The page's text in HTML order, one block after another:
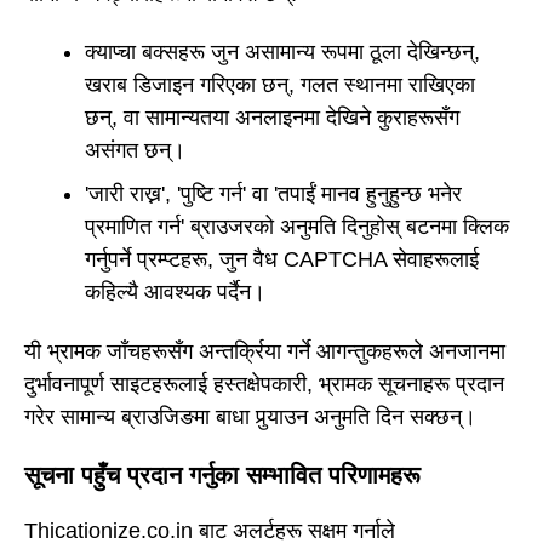
क्याप्चा बक्सहरू जुन असामान्य रूपमा ठूला देखिन्छन्,
खराब डिजाइन गरिएका छन्, गलत स्थानमा राखिएका
छन्, वा सामान्यतया अनलाइनमा देखिने कुराहरूसँग
असंगत छन्।
'जारी राख्न', 'पुष्टि गर्न' वा 'तपाईं मानव हुनुहुन्छ भनेर
प्रमाणित गर्न' ब्राउजरको अनुमति दिनुहोस् बटनमा क्लिक
गर्नुपर्ने प्रम्प्टहरू, जुन वैध CAPTCHA सेवाहरूलाई
कहिल्यै आवश्यक पर्दैन।
यी भ्रामक जाँचहरूसँग अन्तर्क्रिया गर्ने आगन्तुकहरूले अनजानमा
दुर्भावनापूर्ण साइटहरूलाई हस्तक्षेपकारी, भ्रामक सूचनाहरू प्रदान
गरेर सामान्य ब्राउजिङमा बाधा पुर्‍याउन अनुमति दिन सक्छन्।
सूचना पहुँच प्रदान गर्नुका सम्भावित परिणामहरू
Thicationize.co.in बाट अलर्टहरू सक्षम गर्नाले